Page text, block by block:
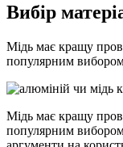
Вибір
Мідь має кращу
популярним
Мідь має кращу
популярним